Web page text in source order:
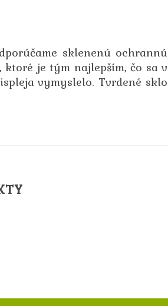
sklenenú ochrannú
je tým najlepším, čo sa v
vymyslelo. Tvrdené sklo